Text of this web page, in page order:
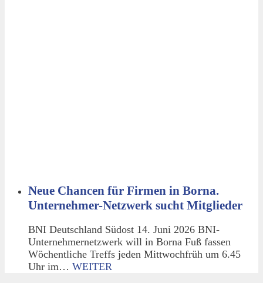
Neue Chancen für Firmen in Borna.
Unternehmer-Netzwerk sucht Mitglieder
BNI Deutschland Südost 14. Juni 2026 BNI-
Unternehmernetzwerk will in Borna Fuß fassen
Wöchentliche Treffs jeden Mittwochfrüh um 6.45
Uhr im… WEITER